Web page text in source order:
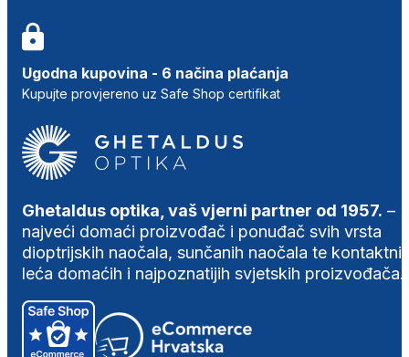
Ugodna kupovina - 6 načina plaćanja
Kupujte provjereno uz Safe Shop certifikat
Ghetaldus optika, vaš vjerni partner od 1957. –
najveći domaći proizvođač i ponuđač svih vrsta
dioptrijskih naočala, sunčanih naočala te
leća domaćih i najpoznatijih svjetskih proizvođača.